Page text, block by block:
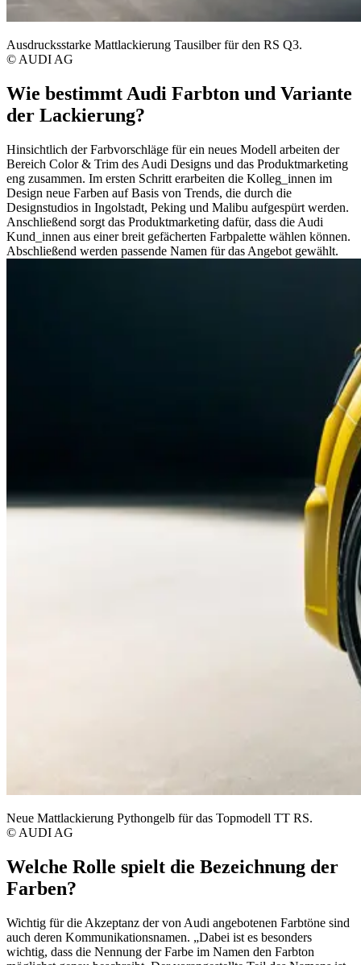
Ausdrucksstarke Mattlackierung Tausilber für den RS Q3.
© AUDI AG
Wie bestimmt Audi Farbton und Variante
der Lackierung?
Hinsichtlich der Farbvorschläge für ein neues Modell arbeiten der
Bereich Color & Trim des Audi Designs und das Produktmarketing
eng zusammen. Im ersten Schritt erarbeiten die Kolleg_innen im
Design neue Farben auf Basis von Trends, die durch die
Designstudios in Ingolstadt, Peking und Malibu aufgespürt werden.
Anschließend sorgt das Produktmarketing dafür, dass die Audi
Kund_innen aus einer breit gefächerten Farbpalette wählen können.
Abschließend werden passende Namen für das Angebot gewählt.
Neue Mattlackierung Pythongelb für das Topmodell TT RS.
© AUDI AG
Welche Rolle spielt die Bezeichnung der
Farben?
Wichtig für die Akzeptanz der von Audi angebotenen Farbtöne sind
auch deren Kommunikationsnamen. „Dabei ist es besonders
wichtig, dass die Nennung der Farbe im Namen den Farbton